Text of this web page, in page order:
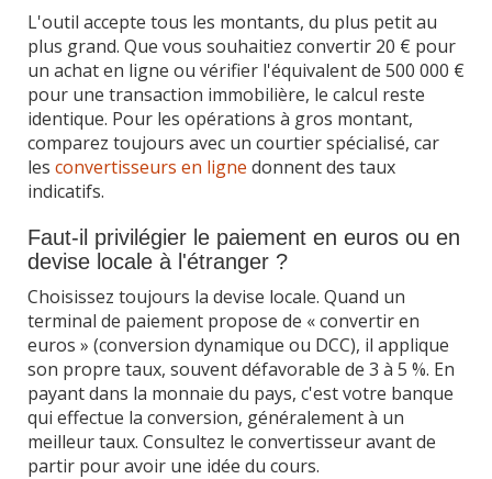
L'outil accepte tous les montants, du plus petit au
plus grand. Que vous souhaitiez convertir 20 € pour
un achat en ligne ou vérifier l'équivalent de 500 000 €
pour une transaction immobilière, le calcul reste
identique. Pour les opérations à gros montant,
comparez toujours avec un courtier spécialisé, car
les convertisseurs en ligne donnent des taux
indicatifs.
Faut-il privilégier le paiement en euros ou en
devise locale à l'étranger ?
Choisissez toujours la devise locale. Quand un
terminal de paiement propose de « convertir en
euros » (conversion dynamique ou DCC), il applique
son propre taux, souvent défavorable de 3 à 5 %. En
payant dans la monnaie du pays, c'est votre banque
qui effectue la conversion, généralement à un
meilleur taux. Consultez le convertisseur avant de
partir pour avoir une idée du cours.